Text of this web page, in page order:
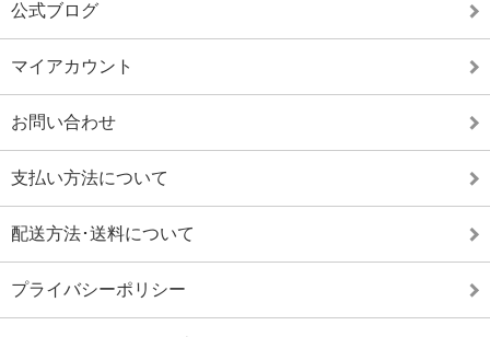
公式ブログ
マイアカウント
お問い合わせ
支払い方法について
配送方法･送料について
プライバシーポリシー